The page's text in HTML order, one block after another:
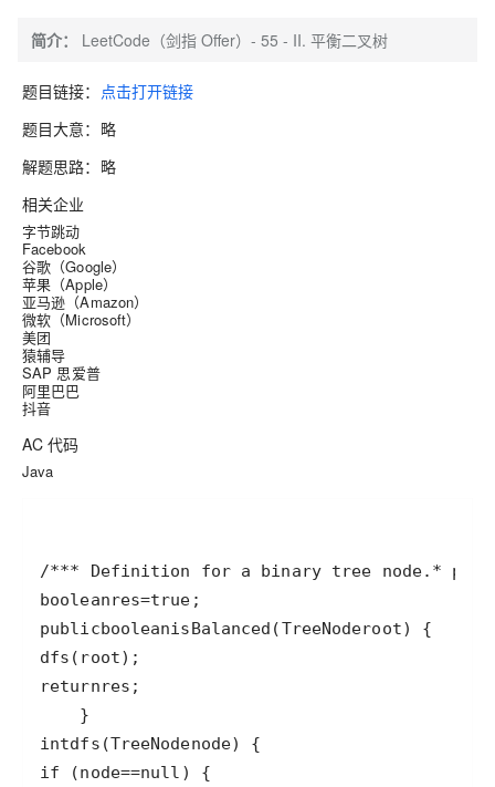
简介： LeetCode（剑指 Offer）- 55 - II. 平衡二叉树
题目链接： 点击打开链接
题目大意： 略
解题思路： 略
相关企业
字节跳动
Facebook
谷歌（Google）
苹果（Apple）
亚马逊（Amazon）
微软（Microsoft）
美团
猿辅导
SAP 思爱普
阿里巴巴
抖音
AC 代码
Java
/*** Definition for a binary tree node. *
booleanres=true
publicbooleanisBalanced (TreeNoderoot
dfs ( root
returnres
intdfs (TreeNodenode
if (node==null